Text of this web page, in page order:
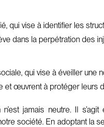
qui vise à identifier les
dans la perpétration des
qui vise à éveiller
et œuvrent à protéger leurs
n’est jamais neutre. Il
société. En adoptant